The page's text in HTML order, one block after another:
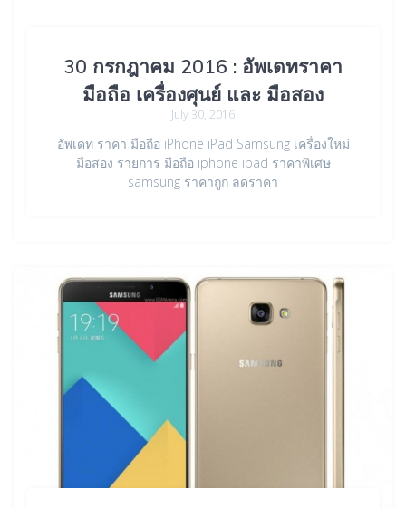
30 กรกฎาคม 2016 : อัพเดทราคา
มือถือ เครื่องศุนย์ และ มือสอง
July 30, 2016
อัพเดท ราคา มือถือ iPhone iPad Samsung เครื่องใหม่
มือสอง รายการ มือถือ iphone ipad ราคาพิเศษ
samsung ราคาถูก ลดราคา